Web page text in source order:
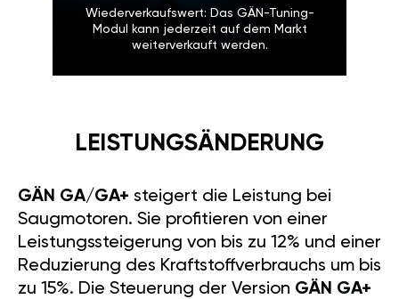
Wiederverkaufswert: Das GÄN-Tuning-
Modul kann jederzeit auf dem Markt
weiterverkauft werden.
LEISTUNGSÄNDERUNG
GÄN GA/GA+ steigert die Leistung bei
Saugmotoren. Sie profitieren von einer
Leistungssteigerung von bis zu 12% und einer
Reduzierung des Kraftstoffverbrauchs um bis
zu 15%. Die Steuerung der Version GÄN GA+